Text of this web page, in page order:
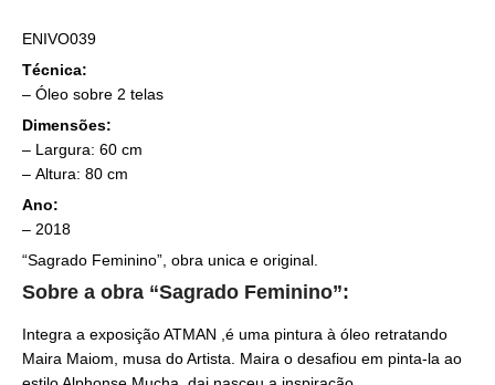
ENIVO039
Técnica:
– Óleo sobre 2 telas
Dimensões:
– Largura: 60 cm
– Altura: 80 cm
Ano:
– 2018
“Sagrado Feminino”, obra unica e original.
Sobre a obra “Sagrado Feminino”:
Integra a exposição ATMAN ,é uma pintura à óleo retratando
Maira Maiom, musa do Artista. Maira o desafiou em pinta-la ao